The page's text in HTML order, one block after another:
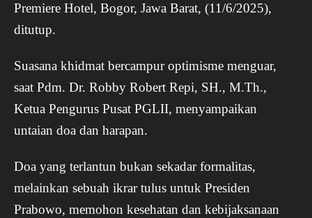
Premiere Hotel, Bogor, Jawa Barat, (11/6/2025),
ditutup.
Suasana khidmat bercampur optimisme menguar,
saat Pdm. Dr. Robby Robert Repi, SH., M.Th.,
Ketua Pengurus Pusat PGLII, menyampaikan
untaian doa dan harapan.
Doa yang terlantun bukan sekadar formalitas,
melainkan sebuah ikrar tulus untuk Presiden
Prabowo, memohon kesehatan dan kebijaksanaan